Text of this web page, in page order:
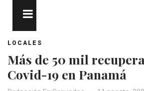
LOCALES
Más de 50 mil
Covid-19 en Panamá